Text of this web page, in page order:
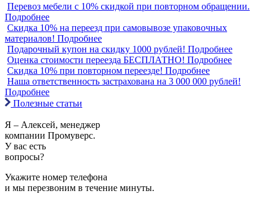
Перевоз мебели с 10% скидкой при повторном обращении.
Подробнее
Скидка 10% на переезд при самовывозе упаковочных
материалов! Подробнее
Подарочный купон на скидку 1000 рублей! Подробнее
Оценка стоимости переезда БЕСПЛАТНО! Подробнее
Скидка 10% при повторном переезде! Подробнее
Наша ответственность застрахована на 3 000 000 рублей!
Подробнее
Полезные статьи
Я – Алексей, менеджер
компании Промуверс.
У вас есть
вопросы?
Укажите номер телефона
и мы перезвоним в течение минуты.